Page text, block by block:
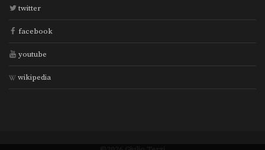
twitter
facebook
youtube
wikipedia